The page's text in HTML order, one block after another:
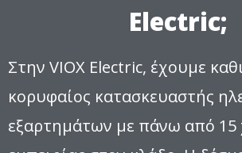
Electric;
Στην VIOX Electric, έχουμε
κορυφαίος κατασκευαστής
εξαρτημάτων με πάνω από 15